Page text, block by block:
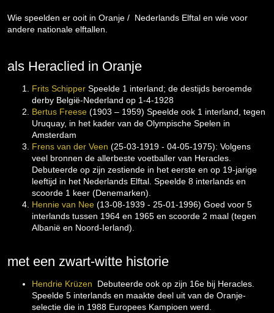
Wie speelden er ooit in Oranje / Nederlands Elftal en wie voor
andere nationale elftallen.
als Heraclied in Oranje
Frits Schipper Speelde 1 interland; de destijds beroemde
derby België-Nederland op 1-4-1928
Bertus Freese (1903 – 1959) Speelde ook 1 interland, tegen
Uruquay, in het kader van de Olympische Spelen in
Amsterdam
Frens van der Veen (25-03-1919 - 04-05-1975): Volgens
veel bronnen de allerbeste voetballer van Heracles.
Debuteerde op zijn zestiende in het eerste en op 19-jarige
leeftijd in het Nederlands Elftal. Speelde 8 interlands en
scoorde 1 keer (Denemarken).
Hennie van Nee (13-08-1939 - 25-01-1996) Goed voor 5
interlands tussen 1964 en 1965 en scoorde 2 maal (tegen
Albanië en Noord-Ierland).
met een zwart-witte historie
Hendrie Krüzen Debuteerde ook op zijn 16e bij Heracles.
Speelde 5 interlands en maakte deel uit van de Oranje-
selectie die in 1988 Europees Kampioen werd.